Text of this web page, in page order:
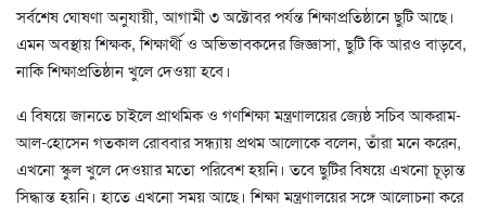
সর্বশেষ ঘোষণা অনুযায়ী, আগামী ৩ অক্টোবর পর্যন্ত শিক্ষাপ্রতিষ্ঠানে ছুটি আছে।
এমন অবস্থায় শিক্ষক, শিক্ষার্থী ও অভিভাবকদের জিজ্ঞাসা, ছুটি কি আরও বাড়বে,
নাকি শিক্ষাপ্রতিষ্ঠান খুলে দেওয়া হবে।
এ বিষয়ে জানতে চাইলে প্রাথমিক ও গণশিক্ষা মন্ত্রণালয়ের জ্যেষ্ঠ সচিব আকরাম-
আল-হোসেন গতকাল রোববার সন্ধ্যায় প্রথম আলোকে বলেন, তাঁরা মনে করেন,
এখনো স্কুল খুলে দেওয়ার মতো পরিবেশ হয়নি। তবে ছুটির বিষয়ে এখনো চূড়ান্ত
সিদ্ধান্ত হয়নি। হাতে এখনো সময় আছে। শিক্ষা মন্ত্রণালয়ের সঙ্গে আলোচনা করে